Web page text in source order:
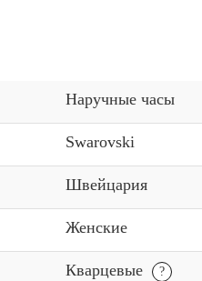
Наручные часы
Swarovski
Швейцария
Женские
Кварцевые